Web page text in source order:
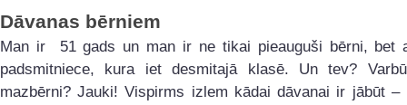
Dāvanas bērniem
Man ir 51 gads un man ir ne tikai pieauguši bērni, bet
padsmitniece, kura iet desmitajā klasē. Un tev?
mazbērni? Jauki! Vispirms izlem kādai dāvanai ir jābūt –